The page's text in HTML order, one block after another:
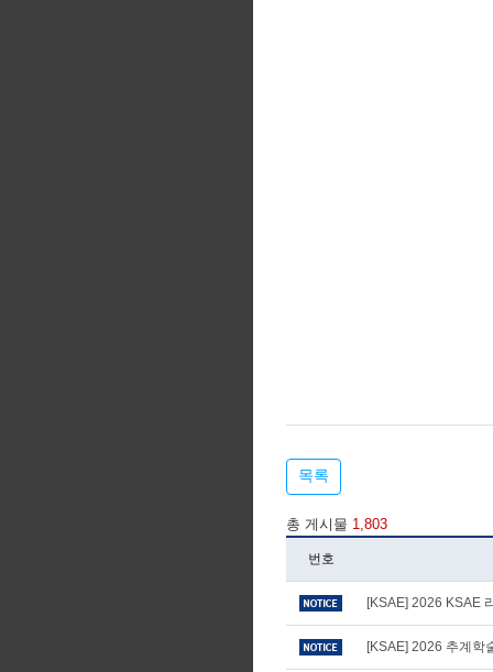
목록
총 게시물 1,803
번호
[KSAE] 2026 KSAE
[KSAE] 2026 추계학